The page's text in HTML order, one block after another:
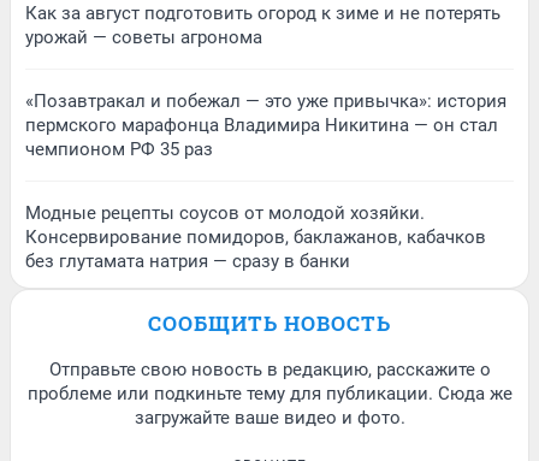
Как за август подготовить огород к зиме и не потерять
урожай — советы агронома
«Позавтракал и побежал — это уже привычка»: история
пермского марафонца Владимира Никитина — он стал
чемпионом РФ 35 раз
Модные рецепты соусов от молодой хозяйки.
Консервирование помидоров, баклажанов, кабачков
без глутамата натрия — сразу в банки
СООБЩИТЬ НОВОСТЬ
Отправьте свою новость в редакцию, расскажите о
проблеме или подкиньте тему для публикации. Сюда же
загружайте ваше видео и фото.